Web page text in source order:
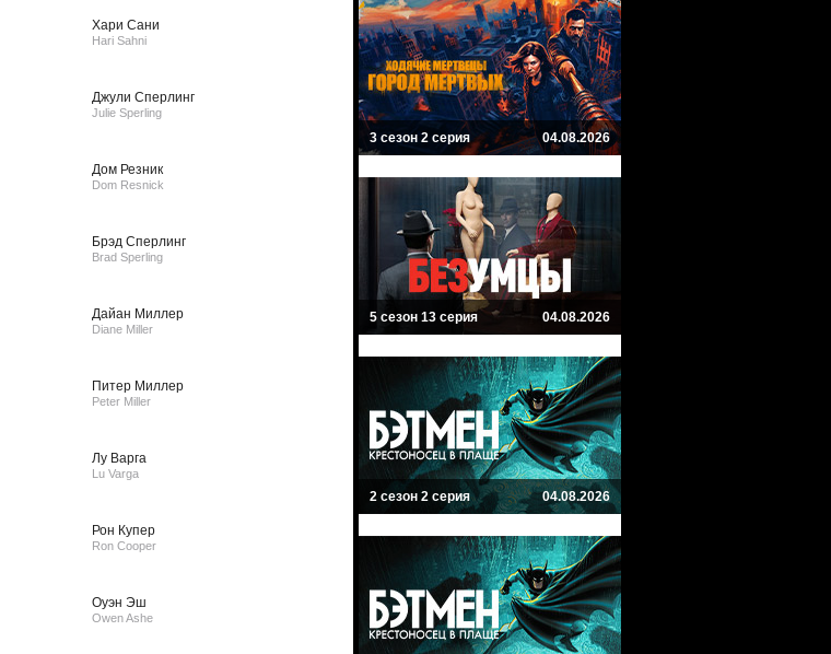
Хари Сани
Hari Sahni
Джули Сперлинг
Julie Sperling
Дом Резник
Dom Resnick
Брэд Сперлинг
Brad Sperling
Дайан Миллер
Diane Miller
Питер Миллер
Peter Miller
Лу Варга
Lu Varga
Рон Купер
Ron Cooper
Оуэн Эш
Owen Ashe
3 сезон 2 серия 04.08.2026
5 сезон 13 серия 04.08.2026
2 сезон 2 серия 04.08.2026